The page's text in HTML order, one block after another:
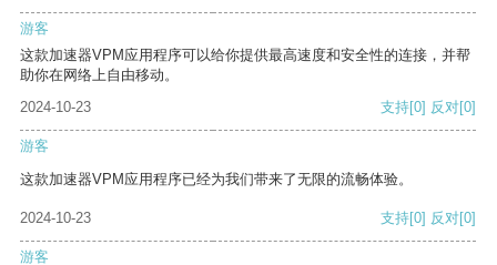
游客
这款加速器VPM应用程序可以给你提供最高速度和安全性的连接，并帮
助你在网络上自由移动。
2024-10-23
支持[0] 反对[0]
游客
这款加速器VPM应用程序已经为我们带来了无限的流畅体验。
2024-10-23 支持[0] 反对[0]
游客